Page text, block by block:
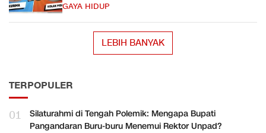
GAYA HIDUP
LEBIH BANYAK
TERPOPULER
01
Silaturahmi di Tengah Polemik: Mengapa Bupati
Pangandaran Buru-buru Menemui Rektor Unpad?